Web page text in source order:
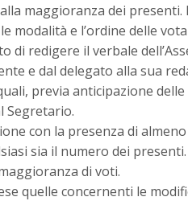
maggioranza dei presenti.
modalità e l’ordine delle
di redigere il verbale
e dal delegato alla sua
previa anticipazione delle
Segretario.
con la presenza di
sia il numero dei presenti.
di voti.
quelle concernenti le